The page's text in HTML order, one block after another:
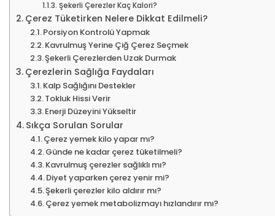
Şekerli Çerezler Kaç Kalori?
Çerez Tüketirken Nelere Dikkat Edilmeli?
Porsiyon Kontrolü Yapmak
Kavrulmuş Yerine Çiğ Çerez Seçmek
Şekerli Çerezlerden Uzak Durmak
Çerezlerin Sağlığa Faydaları
Kalp Sağlığını Destekler
Tokluk Hissi Verir
Enerji Düzeyini Yükseltir
Sıkça Sorulan Sorular
Çerez yemek kilo yapar mı?
Günde ne kadar çerez tüketilmeli?
Kavrulmuş çerezler sağlıklı mı?
Diyet yaparken çerez yenir mi?
Şekerli çerezler kilo aldırır mı?
Çerez yemek metabolizmayı hızlandırır mı?